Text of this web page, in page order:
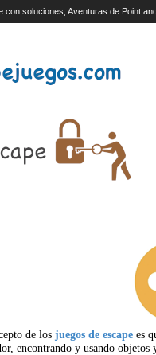
con soluciones, Aventuras de Point
de losjuegos de escape es
encontrando y usando